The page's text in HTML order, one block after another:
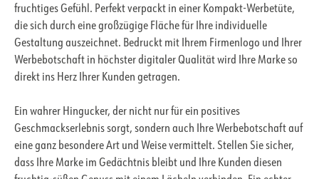
fruchtiges Gefühl. Perfekt verpackt in einer Kompakt-Werbetüte,
die sich durch eine großzügige Fläche für Ihre individuelle
Gestaltung auszeichnet. Bedruckt mit Ihrem Firmenlogo und Ihrer
Werbebotschaft in höchster digitaler Qualität wird Ihre Marke so
direkt ins Herz Ihrer Kunden getragen.
Ein wahrer Hingucker, der nicht nur für ein positives
Geschmackserlebnis sorgt, sondern auch Ihre Werbebotschaft auf
eine ganz besondere Art und Weise vermittelt. Stellen Sie sicher,
dass Ihre Marke im Gedächtnis bleibt und Ihre Kunden diesen